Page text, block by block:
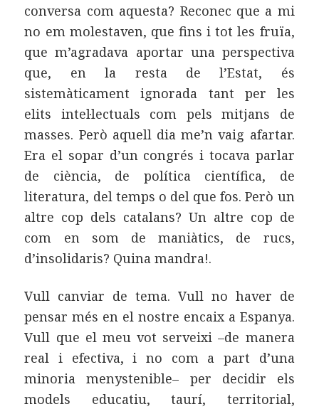
conversa com aquesta? Reconec que a mi
no em molestaven, que fins i tot les fruïa,
que m’agradava aportar una perspectiva
que, en la resta de l’Estat, és
sistemàticament ignorada tant per les
elits intel·lectuals com pels mitjans de
masses. Però aquell dia me’n vaig afartar.
Era el sopar d’un congrés i tocava parlar
de ciència, de política científica, de
literatura, del temps o del que fos. Però un
altre cop dels catalans? Un altre cop de
com en som de maniàtics, de rucs,
d’insolidaris? Quina mandra!.
Vull canviar de tema. Vull no haver de
pensar més en el nostre encaix a Espanya.
Vull que el meu vot serveixi –de manera
real i efectiva, i no com a part d’una
minoria menystenible– per decidir els
models educatiu, taurí, territorial,